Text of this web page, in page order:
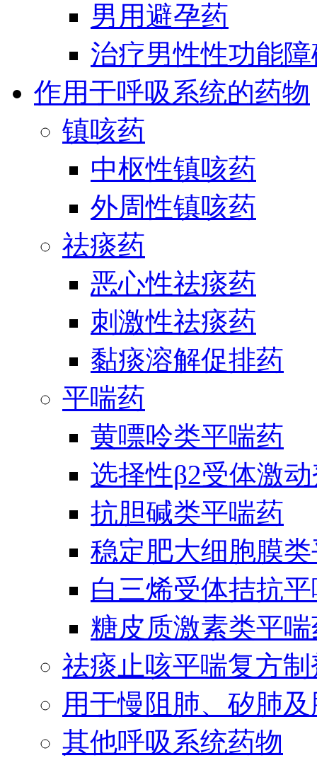
男用避孕药
治疗男性性功能
作用于呼吸系统的药物
镇咳药
中枢性镇咳药
外周性镇咳药
祛痰药
恶心性祛痰药
刺激性祛痰药
黏痰溶解促排药
平喘药
黄嘌呤类平喘药
选择性β2受体激
抗胆碱类平喘药
稳定肥大细胞膜
白三烯受体拮抗
糖皮质激素类平
祛痰止咳平喘复方制
用于慢阻肺、矽肺
其他呼吸系统药物